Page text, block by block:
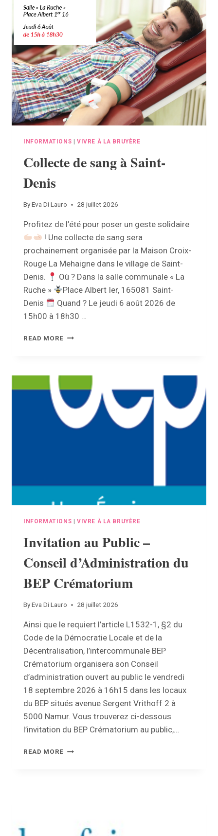
D’ADMINISTRATION
DU
ENVIRONNEMENT
INFORMATIONS | VIVRE À LA BRUYÈRE
Collecte de sang à Saint-
Denis
ByEva Di Lauro 28 juillet 2026
Profitez de l’été pour poser un geste solidaire
! Une collecte de sang sera
prochainement organisée par la Maison Croix-
Rouge La Mehaigne dans le village de Saint-
Denis.
Où ? Dans la salle communale « La
Ruche »
Place Albert Ier, 165081 Saint-
Denis
Quand ? Le jeudi 6 août 2026 de
15h00 à 18h30 …
READ MORE COLLECTE
SAINT-
DENIS
INFORMATIONS VIVRE À LA BRUYÈRE
Invitation au Public –
Conseil d’Administration du
BEP Crématorium
ByEva Di Lauro 28 juillet 2026
Ainsi que le requiert l’article L1532-1, §2 du
Code de la Démocratie Locale et de la
Décentralisation, l’intercommunale BEP
Crématorium organisera son Conseil
d’administration ouvert au public le vendredi
18 septembre 2026 à 16h15 dans les locaux
du BEP situés avenue Sergent Vrithoff 2 à
5000 Namur. Vous trouverez ci-dessous
l’invitation du BEP Crématorium au public,…
READ MORE INVITATION
CRÉMATORIUM